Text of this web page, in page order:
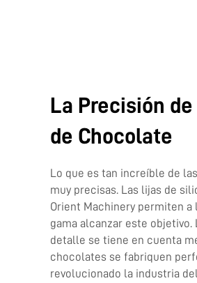
La Precisión
de Chocolate
Lo que es tan increíble de
muy precisas. Las lijas de
Orient Machinery permiten
gama alcanzar este
detalle se tiene en cuenta
chocolates se fabriquen
revolucionado la industria